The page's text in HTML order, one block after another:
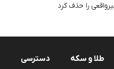
را حذف کرد
طلا و سکه
دسترسی